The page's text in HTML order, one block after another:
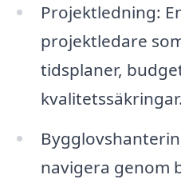
Projektledning:
projektledare
tidsplaner,
kvalitetssäkringar.
navigera genom